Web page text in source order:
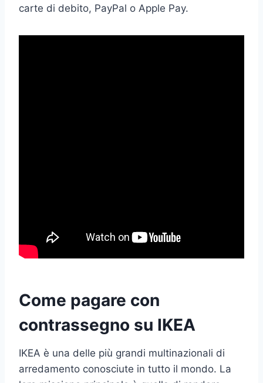
carte di debito, PayPal o Apple Pay.
Come pagare con
contrassegno su IKEA
IKEA è una delle più grandi multinazionali di
arredamento conosciute in tutto il mondo. La